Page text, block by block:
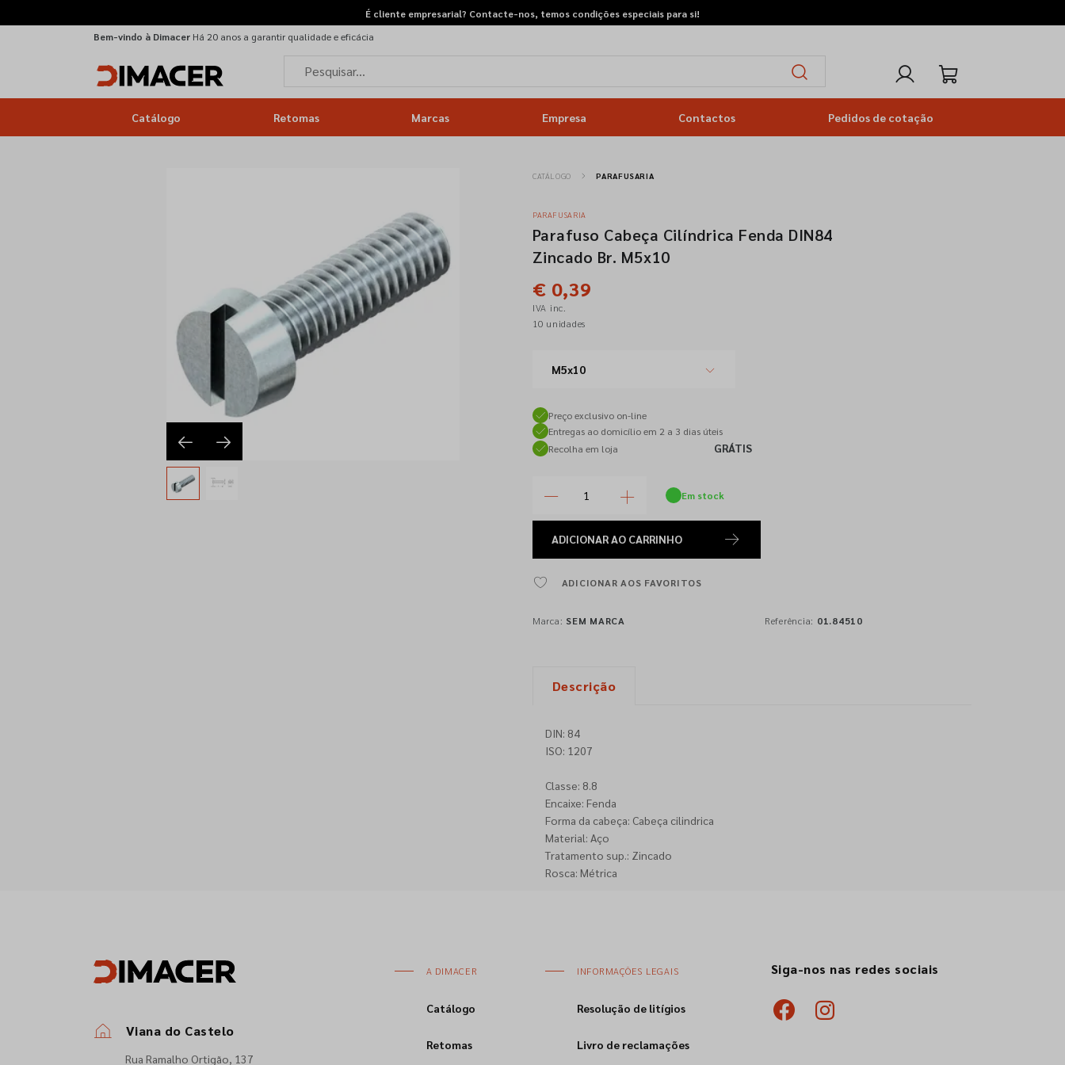
É cliente empresarial? Contacte-nos, temos condições especiais para si!
Bem-vindo à Dimacer Há 20 anos a garantir qualidade e eficácia
Catálogo Retomas Marcas Empresa Contactos Pedidos de cotação
CATÁLOGO PARAFUSARIA
PARAFUSARIA
Parafuso Cabeça Cilíndrica Fenda DIN84
Zincado Br. M5x10
€ 0,39
IVA inc.
10 unidades
M5x10
Preço exclusivo on-line
Entregas ao domicílio em 2 a 3 dias úteis
Recolha em loja
GRÁTIS
Em stock
ADICIONARAO CARRINHO
ADICIONAR AOS FAVORITOS
Marca: SEM MARCA Referência: 01.84510
Descrição
DIN: 84
ISO: 1207
Classe: 8.8
Encaixe: Fenda
Forma da cabeça: Cabeça cilindrica
Material: Aço
Tratamento sup.: Zincado
Rosca: Métrica
Viana do Castelo
Rua Ramalho Ortigão, 137
A DIMACER
Catálogo
Retomas
INFORMAÇÕES LEGAIS
Resolução de litígios
Livro de reclamações
Siga-nos nas redes sociais